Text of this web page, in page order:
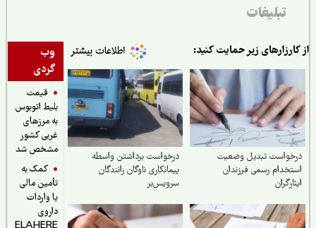
تبلیغات
وب
گردی
قیمت
بلیط اتوبوس
به مرزهای
غربی کشور
مشخص شد
کمک به
تأمین مالی
یا واردات
داروی
زیر حمایت کنید:
تبدیل وضعیت
رسمی فرزندان
درخواست برداشتن واسطه
پیمانکاری ناوگان رانندگان
سرویس‌بر